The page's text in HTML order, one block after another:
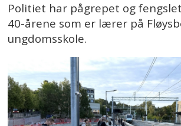
Politiet har pågrepet og
40-årene som er lærer på
ungdomsskole.